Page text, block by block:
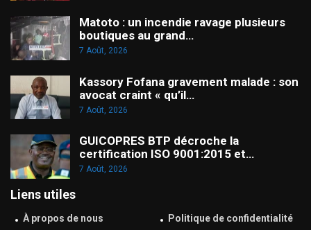
Matoto : un incendie ravage plusieurs
boutiques au grand…
7 Août, 2026
Kassory Fofana gravement malade : son
avocat craint « qu’il…
7 Août, 2026
GUICOPRES BTP décroche la
certification ISO 9001:2015 et…
7 Août, 2026
Liens utiles
À propos de nous Politique de confidentialité